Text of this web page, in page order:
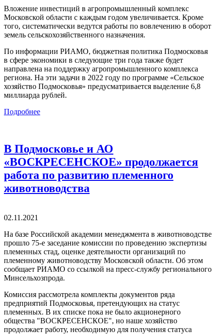
Вложение инвестиций в агропромышленный комплекс
Московской области с каждым годом увеличивается. Кроме
того, систематически ведутся работы по вовлечению в оборот
земель сельскохозяйственного назначения.
По информации РИАМО, бюджетная политика Подмосковья
в сфере экономики в следующие три года также будет
направлена на поддержку агропромышленного комплекса
региона. На эти задачи в 2022 году по программе «Сельское
хозяйство Подмосковья» предусматривается выделение 6,8
миллиарда рублей.
Подробнее
В Подмосковье и АО
«ВОСКРЕСЕНСКОЕ» продолжается
работа по развитию племенного
животноводства
02.11.2021
На базе Российской академии менеджмента в животноводстве
прошло 75-е заседание комиссии по проведению экспертизы
племенных стад, оценке деятельности организаций по
племенному животноводству Московской области. Об этом
сообщает РИАМО со ссылкой на пресс-службу регионального
Минсельхозпрода.
Комиссия рассмотрела комплекты документов ряда
предприятий Подмосковья, претендующих на статус
племенных. В их списке пока не было акционерного
общества "ВОСКРЕСЕНСКОЕ", но наше хозяйство
продолжает работу, необходимую для получения статуса